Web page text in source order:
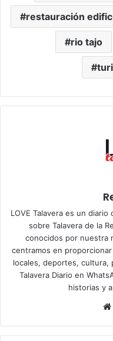
restauración
rio tajo
LOVE Talavera es un
sobre Talavera de la
conocidos por nuestra
centramos en
locales, deportes, cultura,
Talavera Diario en
historias y